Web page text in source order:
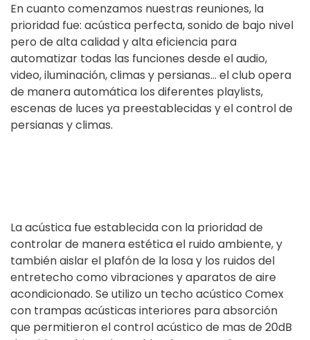
En cuanto comenzamos nuestras reuniones, la
prioridad fue: acústica perfecta, sonido de bajo nivel
pero de alta calidad y alta eficiencia para
automatizar todas las funciones desde el audio,
video, iluminación, climas y persianas… el club opera
de manera automática los diferentes playlists,
escenas de luces ya preestablecidas y el control de
persianas y climas.
La acústica fue establecida con la prioridad de
controlar de manera estética el ruido ambiente, y
también aislar el plafón de la losa y los ruidos del
entretecho como vibraciones y aparatos de aire
acondicionado. Se utilizo un techo acústico Comex
con trampas acústicas interiores para absorción
que permitieron el control acústico de mas de 20dB